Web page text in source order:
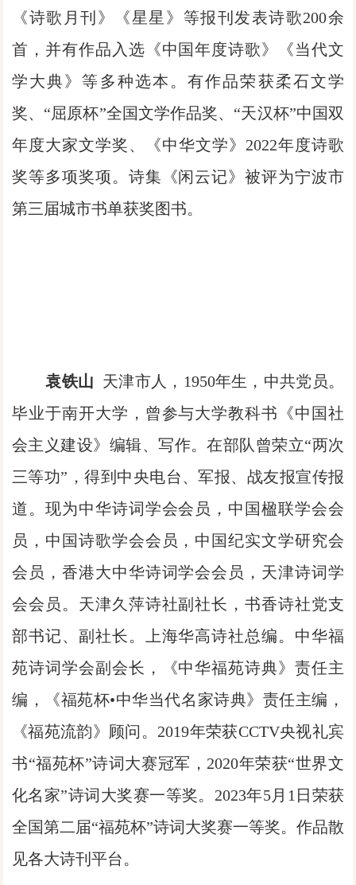
《诗歌月刊》《星星》等报刊发表诗歌200余
首，并有作品入选《中国年度诗歌》《当代文
学大典》等多种选本。有作品荣获柔石文学
奖、“屈原杯”全国文学作品奖、“天汉杯”中国双
年度大家文学奖、《中华文学》2022年度诗歌
奖等多项奖项。诗集《闲云记》被评为宁波市
第三届城市书单获奖图书。
袁铁山 天津市人，1950年生，中共党员。
毕业于南开大学，曾参与大学教科书《中国社
会主义建设》编辑、写作。在部队曾荣立“两次
三等功”，得到中央电台、军报、战友报宣传报
道。现为中华诗词学会会员，中国楹联学会会
员，中国诗歌学会会员，中国纪实文学研究会
会员，香港大中华诗词学会会员，天津诗词学
会会员。天津久萍诗社副社长，书香诗社党支
部书记、副社长。上海华高诗社总编。中华福
苑诗词学会副会长，《中华福苑诗典》责任主
编，《福苑杯•中华当代名家诗典》责任主编，
《福苑流韵》顾问。2019年荣获CCTV央视礼宾
书“福苑杯”诗词大赛冠军，2020年荣获“世界文
化名家”诗词大奖赛一等奖。2023年5月1日荣获
全国第二届“福苑杯”诗词大奖赛一等奖。作品散
见各大诗刊平台。